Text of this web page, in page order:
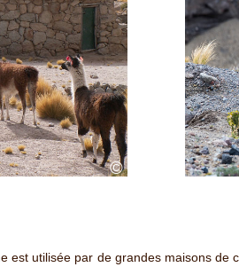
©
est utilisée par de grandes maisons